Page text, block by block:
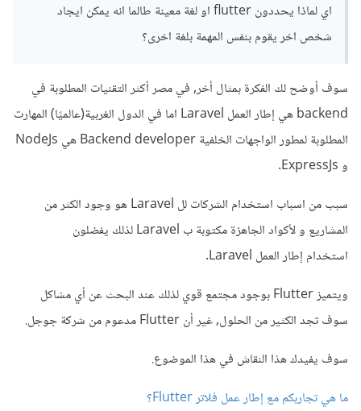
اي لماذا يحددون flutter او لغة معينة طالما انه يمكن ايجاد
شخص اخر يقوم بنفس المهمة بلغة اخرى؟
سوف أوضح لك الفكرة بمثال أخر, في مصر أكثر التقنيات المطلوبة في
backend هي إطار العمل Laravel اما في الدول الغربية(عالميًا) المهارت
المطلوبة لمطور الواجهات الخلفية Backend developer هي NodeJs
و ExpressJs.
سبب من اسباب استخدام الشركات لل Laravel هو وجود الكثر من
المشاريع و لأكواد الجاهزة مكتوبة ب Laravel لذلك يفضلون
استخدام إطار العمل Laravel.
ويتميز Flutter بوجود مجتمع قوي لذلك عند البحث عن أي مشاكل
سوف تجد الكثير من الحلول, غير أن Flutter مدعوم من شركة جوجل.
سوف يفيدك هذا النقاش في هذا الموضوع.
ما هي تجاربكم مع إطار عمل فلاتر Flutter؟